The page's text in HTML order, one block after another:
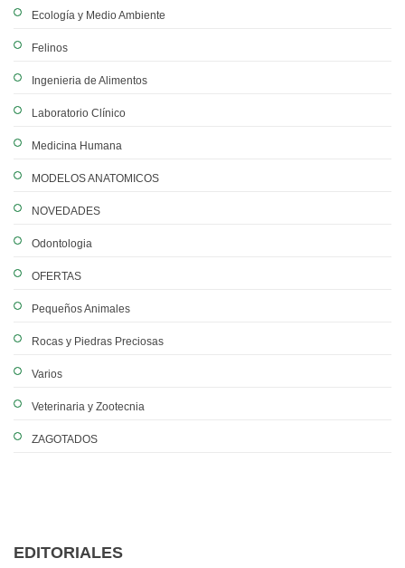
Ecología y Medio Ambiente
Felinos
Ingenieria de Alimentos
Laboratorio Clínico
Medicina Humana
MODELOS ANATOMICOS
NOVEDADES
Odontologia
OFERTAS
Pequeños Animales
Rocas y Piedras Preciosas
Varios
Veterinaria y Zootecnia
ZAGOTADOS
EDITORIALES